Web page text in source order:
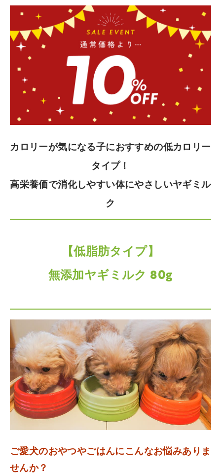
カロリーが気になる子におすすめの低カロリー
タイプ！
高栄養価で消化しやすい体にやさしいヤギミル
ク
【低脂肪タイプ】
無添加ヤギミルク 80g
ご愛犬のおやつやごはんにこんなお悩みありま
せんか？